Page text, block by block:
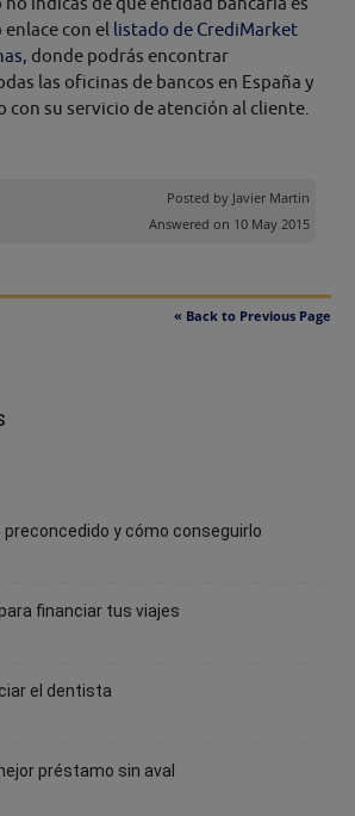
con el listado de CrediMarket
donde podrás encontrar
las oficinas de bancos en España y
con su servicio de atención al cliente.
Posted by Javier Martin
Answered on 10 May 2015
« Back to Previous Page
y cómo conseguirlo
financiar tus viajes
el dentista
préstamo sin aval